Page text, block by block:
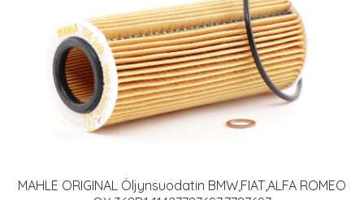
MAHLE ORIGINAL Öljynsuodatin BMW,FIAT,ALFA ROMEO